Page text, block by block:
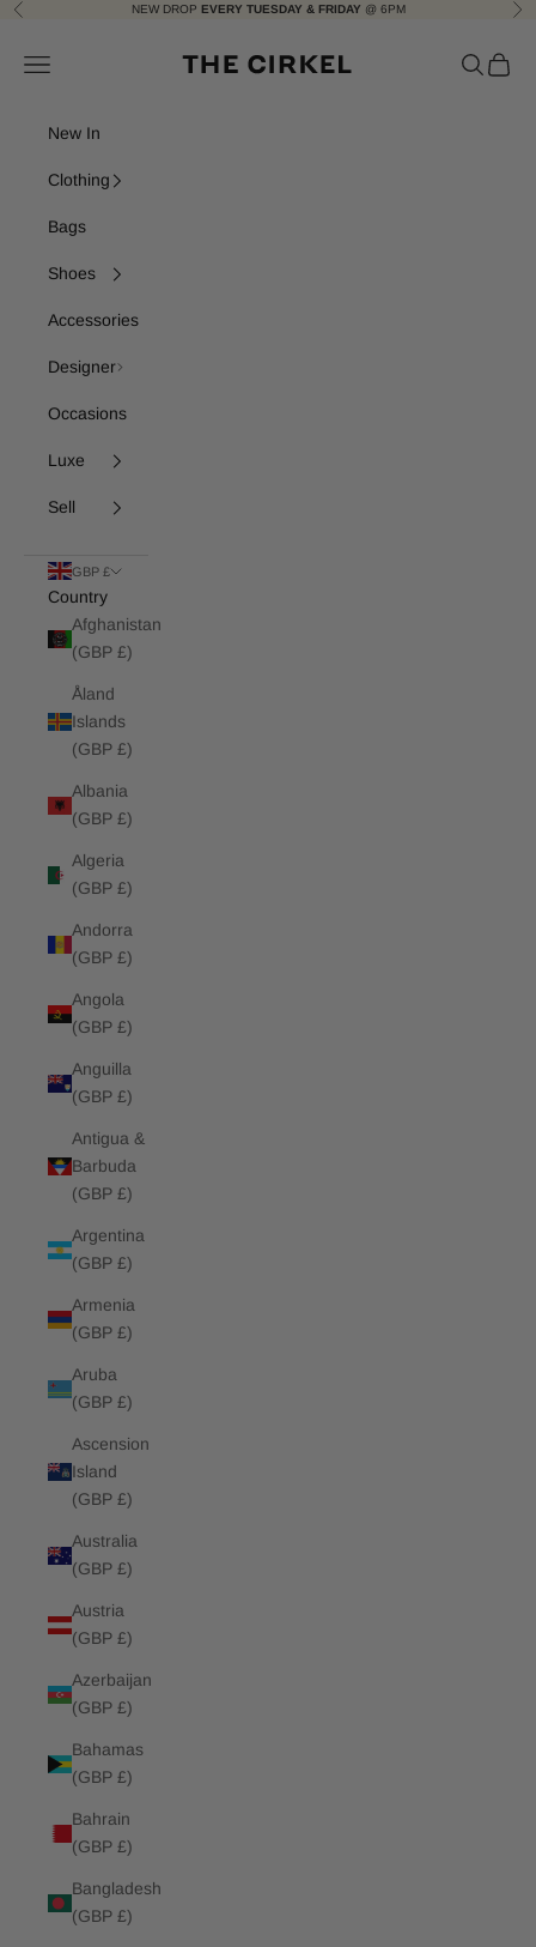
Skip to content
Previous NEW DROP EVERY TUESDAY & FRIDAY @ 6PM
Navigation menu Search
Cart
New In
Clothing
Bags
Shoes
Accessories
Designer
Occasions
Luxe
Sell
GBP £
Country
Afghanistan
(GBP £)
Åland
Islands
(GBP £)
Albania
(GBP £)
Algeria
(GBP £)
Andorra
(GBP £)
Angola
(GBP £)
Anguilla
(GBP £)
Antigua &
Barbuda
(GBP £)
Argentina
(GBP £)
Armenia
(GBP £)
Aruba
(GBP £)
Ascension
Island
(GBP £)
Australia
(GBP £)
Austria
(GBP £)
Azerbaijan
(GBP £)
Bahamas
(GBP £)
Bahrain
(GBP £)
Bangladesh
(GBP £)